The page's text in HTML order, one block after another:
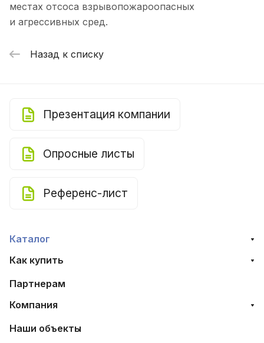
местах отсоса взрывопожароопасных
и агрессивных сред.
Назад к списку
Презентация компании
Опросные листы
Референс-лист
Каталог
Как купить
Партнерам
Компания
Наши объекты